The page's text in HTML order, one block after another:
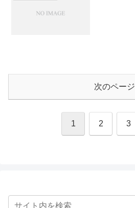
次のページ
1 2 3